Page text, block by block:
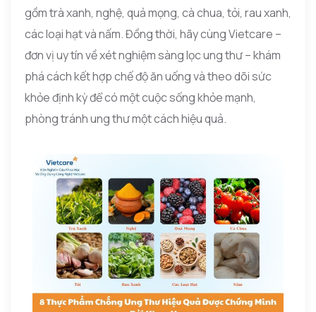
gồm trà xanh, nghệ, quả mọng, cà chua, tỏi, rau xanh,
các loại hạt và nấm. Đồng thời, hãy cùng Vietcare –
đơn vị uy tín về xét nghiệm sàng lọc ung thư – khám
phá cách kết hợp chế độ ăn uống và theo dõi sức
khỏe định kỳ để có một cuộc sống khỏe mạnh,
phòng tránh ung thư một cách hiệu quả.